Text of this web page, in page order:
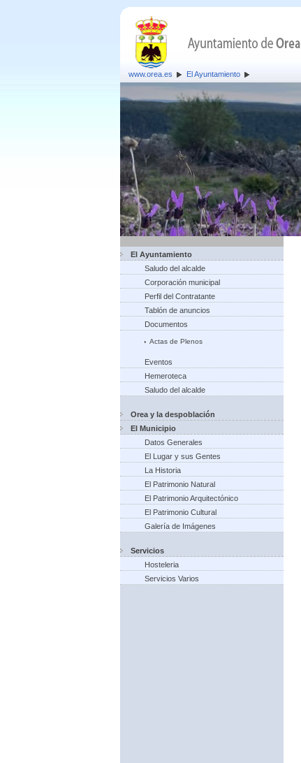
www.orea.es El Ayuntamiento
El Ayuntamiento
Saludo del alcalde
Corporación municipal
Perfil del Contratante
Tablón de anuncios
Documentos
Actas de Plenos
Eventos
Hemeroteca
Saludo del alcalde
Orea y la despoblación
El Municipio
Datos Generales
El Lugar y sus Gentes
La Historia
El Patrimonio Natural
El Patrimonio Arquitectónico
El Patrimonio Cultural
Galería de Imágenes
Servicios
Hosteleria
Servicios Varios